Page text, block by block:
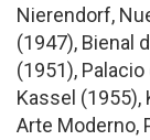
Nierendorf,
(1947), Bienal
(1951),
Kassel (1955),
Arte Moderno,